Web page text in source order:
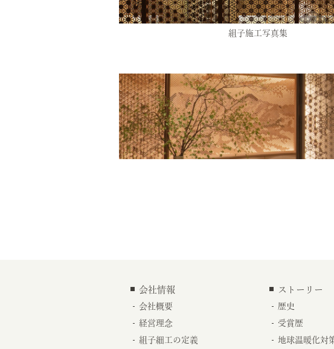
組子施工写真集
会社情報
会社概要
経営理念
組子細工の定義
ストーリー
歴史
受賞歴
地球温暖化対